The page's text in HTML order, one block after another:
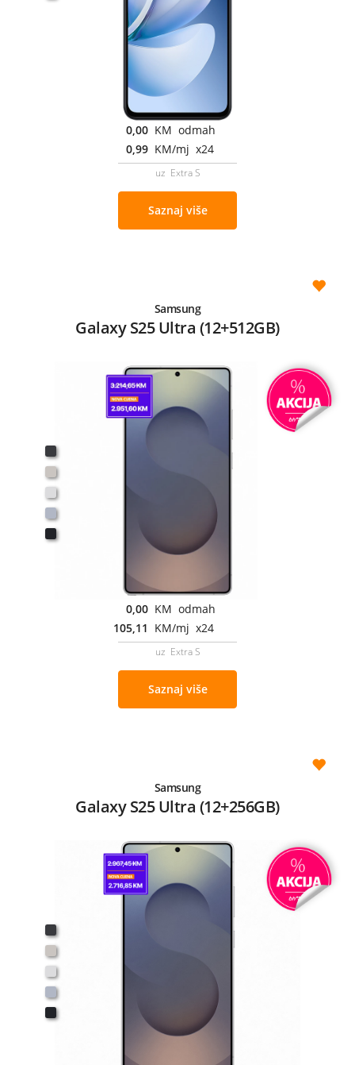
0,00 KM odmah
0,99 KM/mj x24
uz Extra S
Saznaj više
Samsung
Galaxy S25 Ultra (12+512GB)
0,00 KM odmah
105,11 KM/mj x24
uz Extra S
Saznaj više
Samsung
Galaxy S25 Ultra (12+256GB)